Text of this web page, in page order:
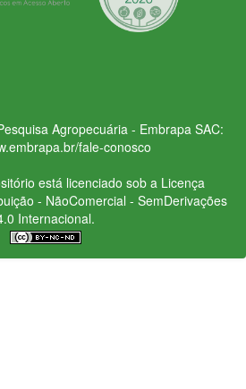
Agropecuária - Embrapa SAC:
fale-conosco
está licenciado sob a Licença
- NãoComercial - SemDerivações
Internacional.